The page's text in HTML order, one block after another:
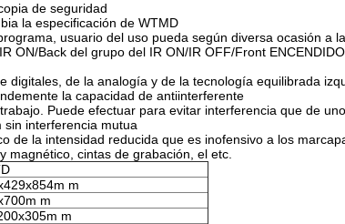
de seguridad
la especificación de WTMD
usuario del uso pueda según diversa ocasión a
ON/Back del grupo del IR ON/IR OFF/Front ENCENDIDO
digitales, de la analogía y de la tecnología equilibrada
la capacidad de antiinterferente
Puede efectuar para evitar interferencia que de
sin interferencia mutua
de la intensidad reducida que es inofensivo a los
magnético, cintas de grabación, el etc.
m
m
m